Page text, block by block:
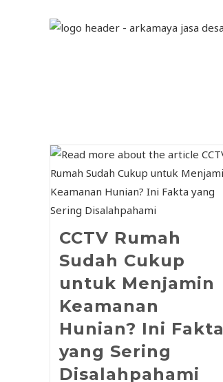
CCTV Rumah
Sudah Cukup
untuk Menjamin
Keamanan
Hunian? Ini Fakta
yang Sering
Disalahpahami